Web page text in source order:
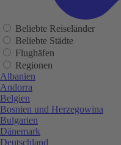
Beliebte Reiseländer
Beliebte Städte
Flughäfen
Regionen
Albanien
Andorra
Belgien
Bosnien und Herzegowina
Bulgarien
Dänemark
Deutschland